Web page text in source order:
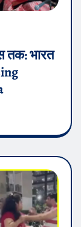
तक: भारत